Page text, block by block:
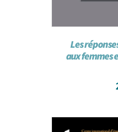
Les
aux femmes